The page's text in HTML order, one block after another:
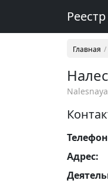
Главная
Адрес: